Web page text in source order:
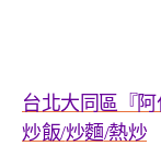
台北大同區『
炒飯/炒麵/熱炒